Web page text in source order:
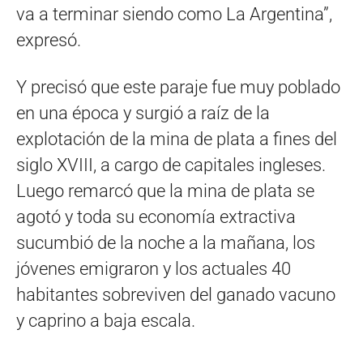
va a terminar siendo como La Argentina”,
expresó.
Y precisó que este paraje fue muy poblado
en una época y surgió a raíz de la
explotación de la mina de plata a fines del
siglo XVIII, a cargo de capitales ingleses.
Luego remarcó que la mina de plata se
agotó y toda su economía extractiva
sucumbió de la noche a la mañana, los
jóvenes emigraron y los actuales 40
habitantes sobreviven del ganado vacuno
y caprino a baja escala.